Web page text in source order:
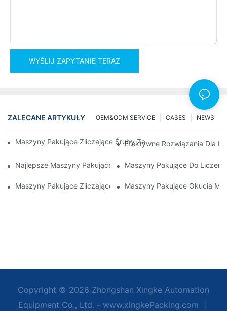
WYŚLIJ ZAPYTANIE TERAZ
ZALECANE ARTYKUŁY NEWS
CASES
OEM&ODM SERVICE
Maszyny Pakujące Zliczające Śruby Zapewniające
Efektywne Rozwiązania Dla
Najlepsze Maszyny Pakujące Sprzęt Dla Zapewnienia Spójnej
Maszyny Pakujące Do
Maszyny Pakujące Zliczające Śruby: Najlepsze Narzędzie Do
Maszyny Pakujące Okucia
Copyright © 2026 Zhongshan Xingke Automation
Equipment Co., Ltd. - www.xingkePacking.com